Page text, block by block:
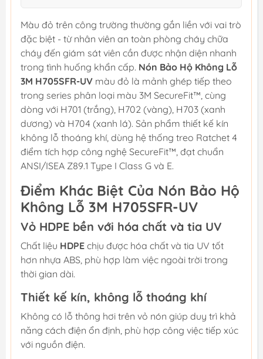
Màu đỏ trên công trường thường gắn liền với vai trò
đặc biệt - từ nhân viên an toàn phòng cháy chữa
cháy đến giám sát viên cần được nhận diện nhanh
trong tình huống khẩn cấp. Nón Bảo Hộ Không Lỗ
3M H705SFR-UV màu đỏ là mảnh ghép tiếp theo
trong series phân loại màu 3M SecureFit™, cùng
dòng với H701 (trắng), H702 (vàng), H703 (xanh
dương) và H704 (xanh lá). Sản phẩm thiết kế kín
không lỗ thoáng khí, dùng hệ thống treo Ratchet 4
điểm tích hợp công nghệ SecureFit™, đạt chuẩn
ANSI/ISEA Z89.1 Type I Class G và E.
Điểm Khác Biệt Của Nón Bảo Hộ
Không Lỗ 3M H705SFR-UV
Vỏ HDPE bền với hóa chất và tia UV
Chất liệu HDPE chịu được hóa chất và tia UV tốt
hơn nhựa ABS, phù hợp làm việc ngoài trời trong
thời gian dài.
Thiết kế kín, không lỗ thoáng khí
Không có lỗ thông hơi trên vỏ nón giúp duy trì khả
năng cách điện ổn định, phù hợp công việc tiếp xúc
với nguồn điện.